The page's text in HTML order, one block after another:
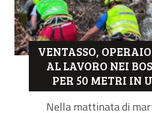
VENTASSO,
AL LAVORO NEI
PER 50 METRI IN